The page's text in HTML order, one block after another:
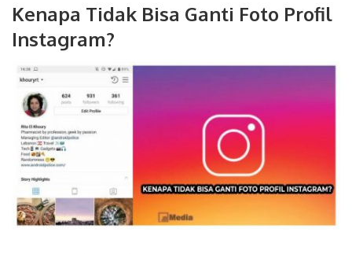
Kenapa Tidak Bisa Ganti Foto Profil
Instagram?